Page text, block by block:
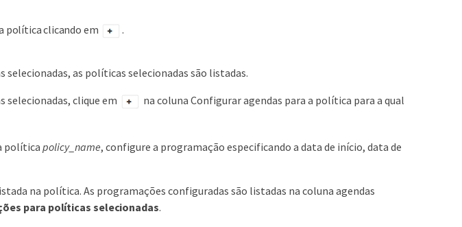
política clicando em .
as políticas selecionadas são listadas.
selecionadas, clique em
na coluna Configurar agendas para a política para a qual
política policy_name, configure a programação especificando a data de início, data de
na política. As programações configuradas são listadas na coluna agendas
para políticas selecionadas.